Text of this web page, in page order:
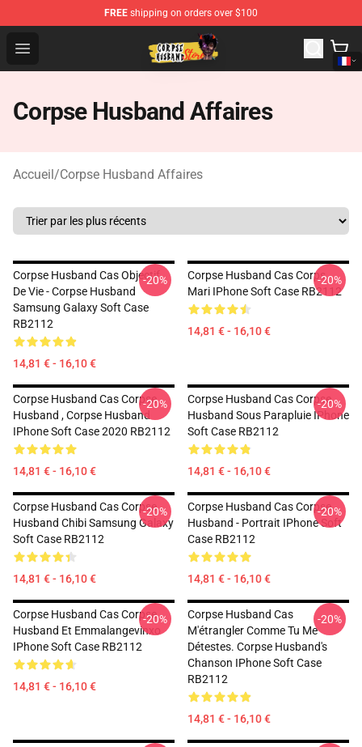
FREE shipping on orders over $100
Open menu
Corpse Husband Shop - Official Corpse Husband
Corpse Husband Affaires
Accueil/Corpse Husband Affaires
Corpse Husband Cas Objectif
De Vie - Corpse Husband
Samsung Galaxy Soft Case
RB2112
14,81 € - 16,10 €
-20%
Corpse Husband Cas Corps
Mari IPhone Soft Case RB2112
14,81 € - 16,10 €
-20%
Corpse Husband Cas Corpse
Husband , Corpse Husband
IPhone Soft Case 2020 RB2112
14,81 € - 16,10 €
-20%
Corpse Husband Cas Corpse
Husband Sous Parapluie IPhone
Soft Case RB2112
14,81 € - 16,10 €
-20%
Corpse Husband Cas Corpse
Husband Chibi Samsung Galaxy
Soft Case RB2112
14,81 € - 16,10 €
-20%
Corpse Husband Cas Corpse
Husband - Portrait IPhone Soft
Case RB2112
14,81 € - 16,10 €
-20%
Corpse Husband Cas Corpse
Husband Et Emmalangevinxo
IPhone Soft Case RB2112
14,81 € - 16,10 €
-20%
Corpse Husband Cas
M'étrangler Comme Tu Me
Détestes. Corpse Husband's
Chanson IPhone Soft Case
RB2112
14,81 € - 16,10 €
-20%